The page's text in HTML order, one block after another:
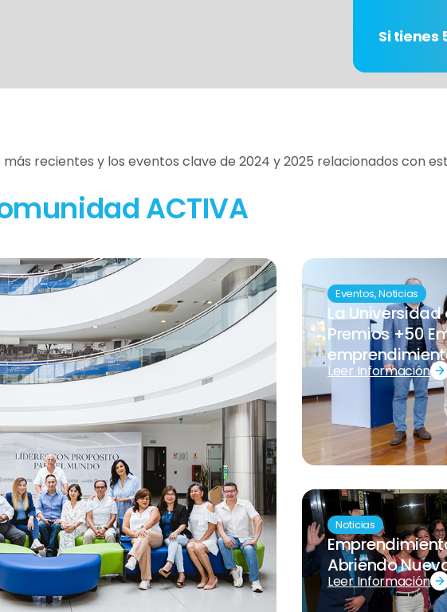
Si tienes
recientes y los eventos clave de 2024 y 2025 relacionados con
ACTIVA
Eventos,Noticias
La Universidad
Premios +50
Leer Información
Noticias
Abriendo
Leer Información